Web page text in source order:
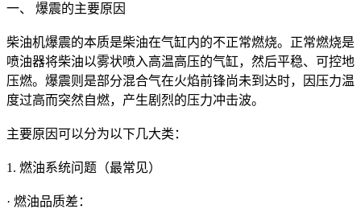
一、 爆震的主要原因
柴油机爆震的本质是柴油在气缸内的不正常燃烧。正常燃烧是
喷油器将柴油以雾状喷入高温高压的气缸，然后平稳、可控地
压燃。爆震则是部分混合气在火焰前锋尚未到达时，因压力温
度过高而突然自燃，产生剧烈的压力冲击波。
主要原因可以分为以下几大类：
1. 燃油系统问题（最常见）
· 燃油品质差：